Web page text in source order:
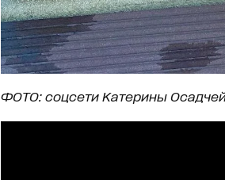
ФОТО: соцсети Катерины